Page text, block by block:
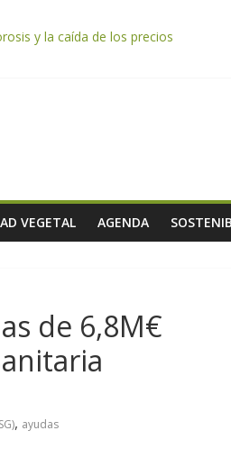
y la caída de los precios
desigual marcada por las
en escuelas de hostelería
de regulación de oferta de
VEGETAL AGENDA
de 6,8M€
, ayudas